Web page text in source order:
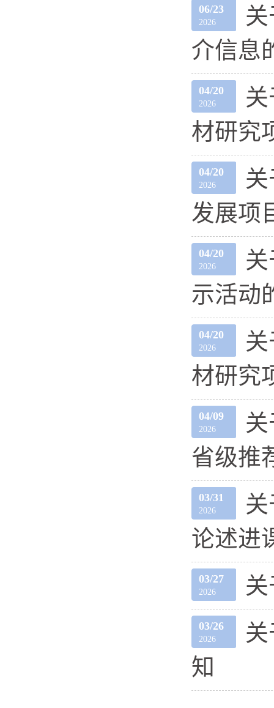
06/23
2026
介信息
04/20
2026
材研究
04/20
2026
发展项
04/20
2026
示活动
04/20
2026
材研究
04/09
2026
省级推
03/31
2026
论述进
03/27
2026
03/26
2026
知